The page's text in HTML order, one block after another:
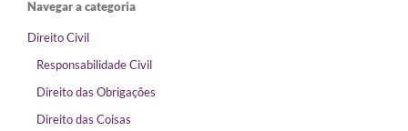
Navegar a categoria
Direito Civil
Responsabilidade Civil
Direito das Obrigações
Direito das Coisas